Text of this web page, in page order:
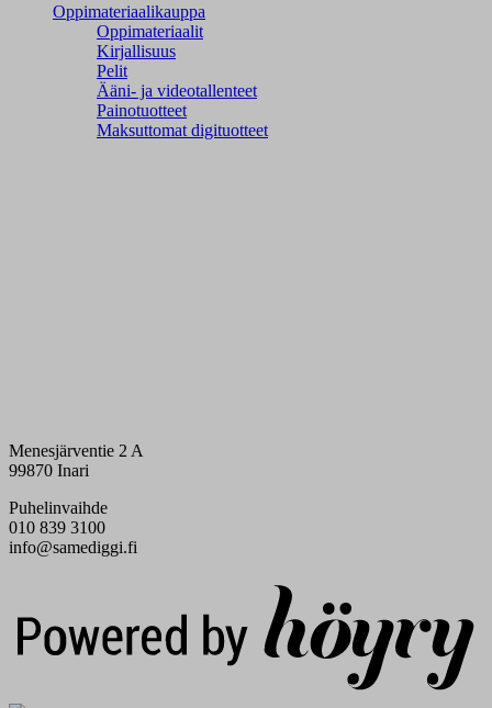
Oppimateriaalikauppa
Oppimateriaalit
Kirjallisuus
Pelit
Ääni- ja videotallenteet
Painotuotteet
Maksuttomat digituotteet
Menesjärventie 2 A
99870 Inari
Puhelinvaihde
010 839 3100
info@samediggi.fi